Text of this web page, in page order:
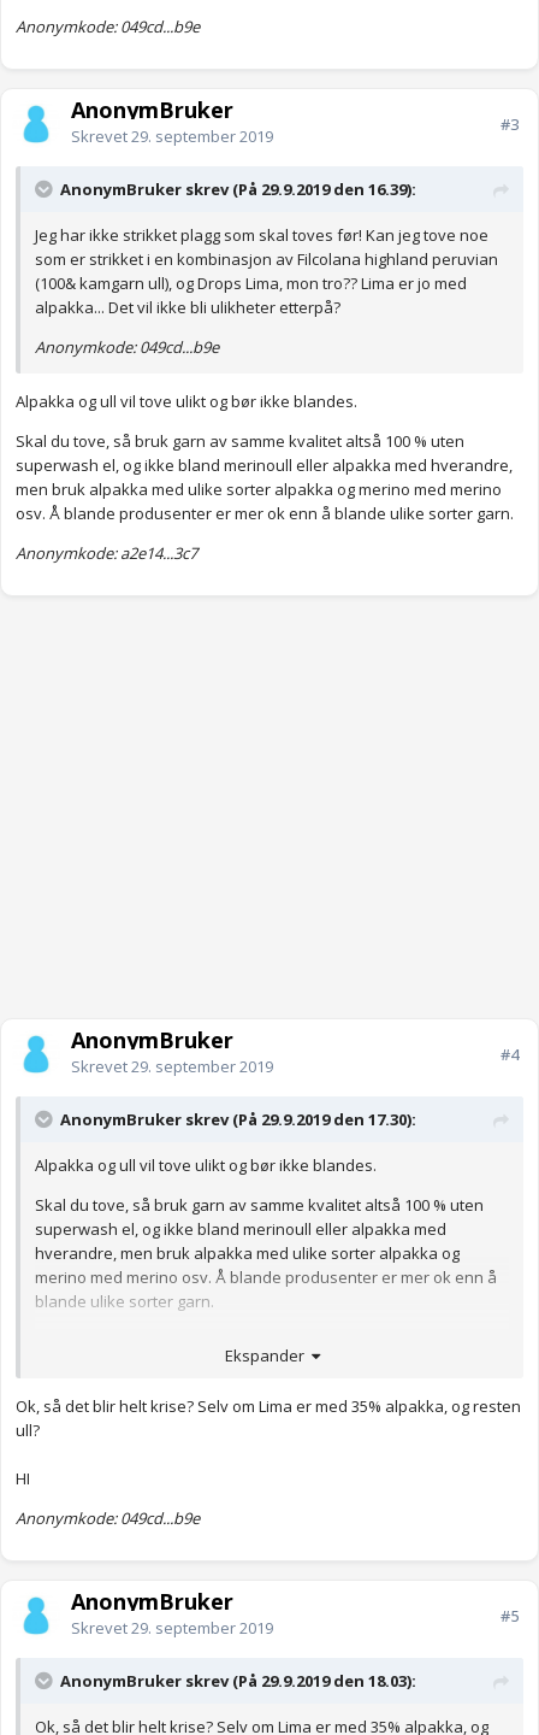
Anonymkode: 049cd...b9e
AnonymBruker
Skrevet29. september 2019
#3
AnonymBruker skrev (På 29.9.2019 den 16.39):
Jeg har ikke strikket plagg som skal toves før! Kan jeg tove noe
som er strikket i en kombinasjon av Filcolana highland peruvian
(100& kamgarn ull), og Drops Lima, mon tro?? Lima er jo med
alpakka... Det vil ikke bli ulikheter etterpå?
Anonymkode: 049cd...b9e
Alpakka og ull vil tove ulikt og bør ikke blandes.
Skal du tove, så bruk garn av samme kvalitet altså 100 % uten
superwash el, og ikke bland merinoull eller alpakka med hverandre,
men bruk alpakka med ulike sorter alpakka og merino med merino
osv. Å blande produsenter er mer ok enn å blande ulike sorter garn.
Anonymkode: a2e14...3c7
AnonymBruker
Skrevet29. september 2019
#4
AnonymBruker skrev (På 29.9.2019 den 17.30):
Alpakka og ull vil tove ulikt og bør ikke blandes.
Skal du tove, så bruk garn av samme kvalitet altså 100 % uten
superwash el, og ikke bland merinoull eller alpakka med
hverandre, men bruk alpakka med ulike sorter alpakka og
merino med merino osv. Å blande produsenter er mer ok enn å
blande ulike sorter garn.
Ekspander
Ok, så det blir helt krise? Selv om Lima er med 35% alpakka, og resten
ull?
HI
Anonymkode: 049cd...b9e
AnonymBruker
Skrevet29. september 2019
#5
AnonymBruker skrev (På 29.9.2019 den 18.03):
Ok, så det blir helt krise? Selv om Lima er med 35% alpakka, og